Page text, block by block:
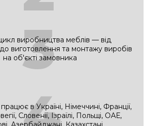
3
виробництва меблів — від
виготовлення та монтажу виробів
на об'єкті замовника
в Україні, Німеччині, Франції,
Словенії, Ізраїлі, Польщі, ОАЕ,